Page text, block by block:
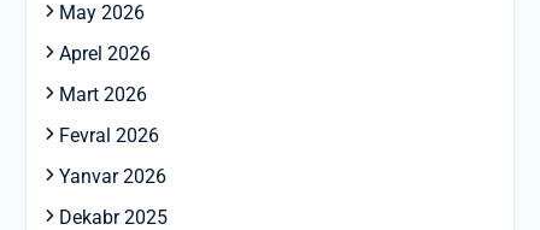
May 2026
Aprel 2026
Mart 2026
Fevral 2026
Yanvar 2026
Dekabr 2025